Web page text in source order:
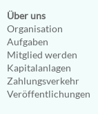
Über uns
Organisation
Aufgaben
Mitglied werden
Kapitalanlagen
Zahlungsverkehr
Veröffentlichungen